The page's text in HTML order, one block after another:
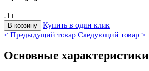
-1+
Купить в один клик
< Предыдущий товар Следующий товар >
Основные характеристики